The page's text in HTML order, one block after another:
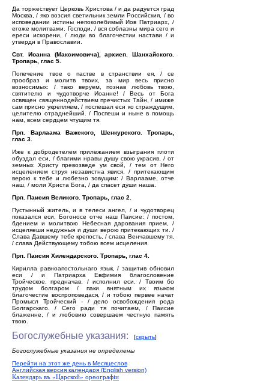
Да торжествует Церковь Христова / и да радуется град
Москва, / яко возсия светильник земли Российския, / во
исповедании истины непоколебимый Иов Патриарх, /
егоже молитвами. Господи, / вся соблазны мира сего и
ереси искорени, / люди во благочестии настави / и
утверди в Православии.
Свт. Иоанна (Максимовича), архиеп. Шанхайского.
Тропарь, глас 5.
Попечение твое о пастве в странствии ея, / се
прообраз и молитв твоих, за мир весь присно
возносимых: / тако веруем, познав любовь твою,
святителю и чудотворче Иоанне! / Весь от Бога
освящен священнодействием пречистых Тайн, / имиже
сам присно укрепляем, / поспешал еси ко страждущим,
целителю отраднейший. / Поспеши и ныне в помощь
нам, всем сердцем чтущим тя.
Прп. Варлаама Важского, Шенкурского. Тропарь,
глас 3.
Иже к добродетелем прилежанием взыграния плоти
обуздал еси, / благими нравы душу свою украсив, / от
земных Христу превозведе ум свой, / тем от Него
исцелением струя независтна явися, / притекающим
верою к тебе и любезно зовущим: / Варлааме, отче
наш, / моли Христа Бога, / да спасет души наша.
Прп. Паисия Великого. Тропарь, глас 2.
Пустынный житель, и в телеси ангел, / и чудотворец
показался еси, Богоносе отче наш Паисие: / постом,
бдением и молитвою Небесная дарования прием, /
исцеляеши недужныя и души верою притекающих ти. /
Слава Давшему тебе крепость, / слава Венчавшему тя,
/ слава Действующему тобою всем исцеления.
Прп. Паисия Хилендарского. Тропарь, глас 4.
Кирилла равноапостольнаго язык, / защитив обновил
еси / и Патриарха Евфимия благословение
Тройческое, предначав, / исполнил еси. / Твоим бо
трудом болгаром / паки внятным их языком
благочестие воспроповедася, / и тобою первее начат
Промысл Тройческий - / дело освобождения рода
Болгарскаго. / Сего ради тя почитаем, / Паисие
блаженне, / и любовию совершаем честную память
твою.
Богослужебные указания: [скрыть]
Богослужебные указания не определены
Перейти на этот же день в Месяцеслов
Английская версия календаря (English version)
Календарь въ «Царской» орѳографiи